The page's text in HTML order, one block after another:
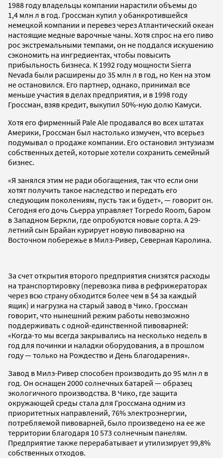
1988 году владельцы компании нарастили объемы до
1,4 млн л в год. Гроссман купил у обанкротившейся
немецкой компании и перевез через Атлантический океан
настоящие медные варочные чаны. Хотя спрос на его пиво
рос экстремальными темпами, он не поддался искушению
сэкономить на ингредиентах, чтобы повысить
прибыльность бизнеса. К 1992 году мощности Sierra
Nevada были расширены до 35 млн л в год, но Кен на этом
не остановился. Его партнер, однако, принимал все
меньше участия в делах предприятия, и в 1998 году
Гроссман, взяв кредит, выкупил 50%-ную долю Камуси.
Хотя его фирменный Pale Ale продавался во всех штатах
Америки, Гроссман был настолько измучен, что всерьез
подумывал о продаже компании. Его остановил энтузиазм
собственных детей, которые хотели сохранить семейный
бизнес.
«Я занялся этим не ради обогащения, так что если они
хотят получить такое наследство и передать его
следующим поколениям, пусть так и будет», — говорит он.
Сегодня его дочь Сьерра управляет Torpedo Room, баром
в Западном Беркли, где опробуются новые сорта. А 29-
летний сын Брайан курирует новую пивоварню на
Восточном побережье в Милз-Ривер, Северная Каролина.
За счет открытия второго предприятия снизятся расходы
на транспортировку (перевозка пива в рефрижераторах
через всю страну обходится более чем в $4 за каждый
ящик) и нагрузка на старый завод в Чико. Гроссман
говорит, что нынешний режим работы невозможно
поддерживать с одной-единственной пивоварней:
«Когда-то мы всегда закрывались на несколько недель в
год для починки и наладки оборудования, а в прошлом
году — только на Рождество и День благодарения».
Завод в Милз-Ривер способен производить до 95 млн л в
год. Он оснащен 2000 солнечных батарей — образец
экологичного производства. В Чико, где защита
окружающей среды стала для Гроссмана одним из
приоритетных направлений, 76% электроэнергии,
потребляемой пивоварней, было произведено на ее же
территории благодаря 10 573 солнечным панелям.
Предприятие также перерабатывает и утилизирует 99,8%
собственных отходов.